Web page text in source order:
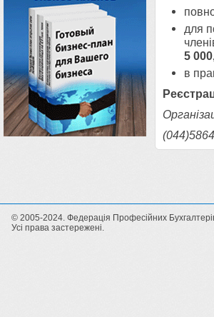
для
5
в
© 2005-2024. Федерація Професійних
Усі права застережені.